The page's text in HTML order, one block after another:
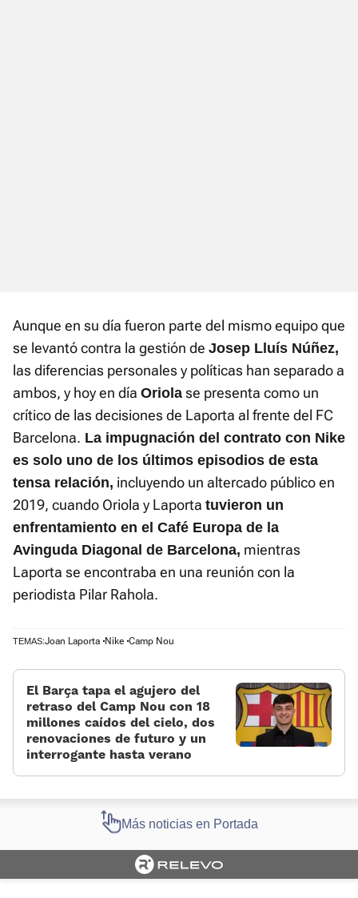
Aunque en su día fueron parte del mismo equipo que
se levantó contra la gestión de Josep Lluís Núñez,
las diferencias personales y políticas han separado a
ambos, y hoy en día Oriola se presenta como un
crítico de las decisiones de Laporta al frente del FC
Barcelona. La impugnación del contrato con Nike
es solo uno de los últimos episodios de esta
tensa relación, incluyendo un altercado público en
2019, cuando Oriola y Laporta tuvieron un
enfrentamiento en el Café Europa de la
Avinguda Diagonal de Barcelona, mientras
Laporta se encontraba en una reunión con la
periodista Pilar Rahola.
TEMAS:Joan Laporta Nike Camp Nou
El Barça tapa el agujero del
retraso del Camp Nou con 18
millones caídos del cielo, dos
renovaciones de futuro y un
interrogante hasta verano
Más noticias en Portada